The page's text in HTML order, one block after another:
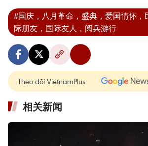
#国庆，八月革命，盛典，爱国情怀，
际朋友，国际友人，阅兵游行
Theo dõi VietnamPlus
相关新闻